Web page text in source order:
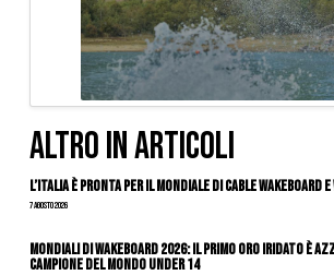
ALTRO IN ARTICOLI
L’Italia è pronta per il Mondiale di Cable Wakeboard e
7 Agosto 2026
Mondiali di Wakeboard 2026: il primo oro iridato è
campione del mondo Under 14